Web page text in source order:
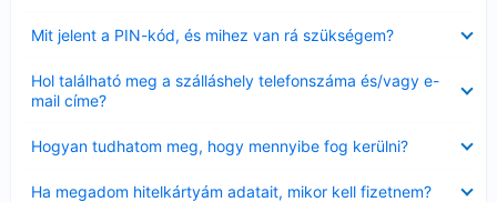
Mit jelent a PIN-kód, és mihez van rá szükségem?
Hol található meg a szálláshely telefonszáma és/vagy e-
mail címe?
Hogyan tudhatom meg, hogy mennyibe fog kerülni?
Ha megadom hitelkártyám adatait, mikor kell fizetnem?